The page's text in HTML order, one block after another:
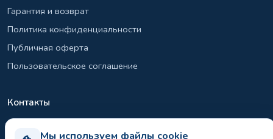
Мы используем файлы cookie
Гарантия и возврат
Политика конфиденциальности
Публичная оферта
Пользовательское соглашение
Контакты
+7 (495) 131-26-39